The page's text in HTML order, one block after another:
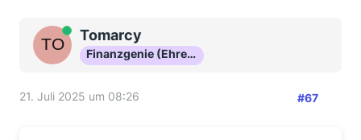
OnlineTomarcy
Finanzgenie (Ehrenmitglied)
21. Juli 2025 um 08:26 #67